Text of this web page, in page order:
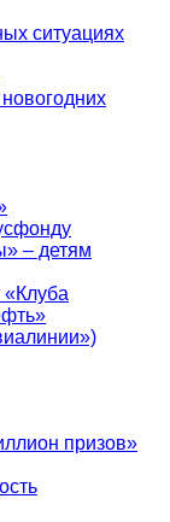
ситуациях
– детям
призов»